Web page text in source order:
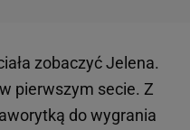
zobaczyć Jelena.
pierwszym secie. Z
do wygrania